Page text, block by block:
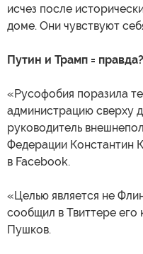
исчез после
доме. Они чувствуют
Путин и Трамп = правда?
«Русофобия поразила
администрацию сверху
руководитель
Федерации Константин
в Facebook.
«Целью является не
сообщил в Твиттере его
Пушков.